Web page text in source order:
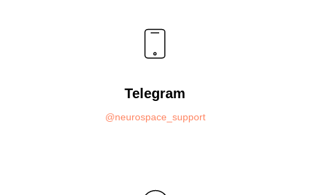
Telegram
@neurospace_support